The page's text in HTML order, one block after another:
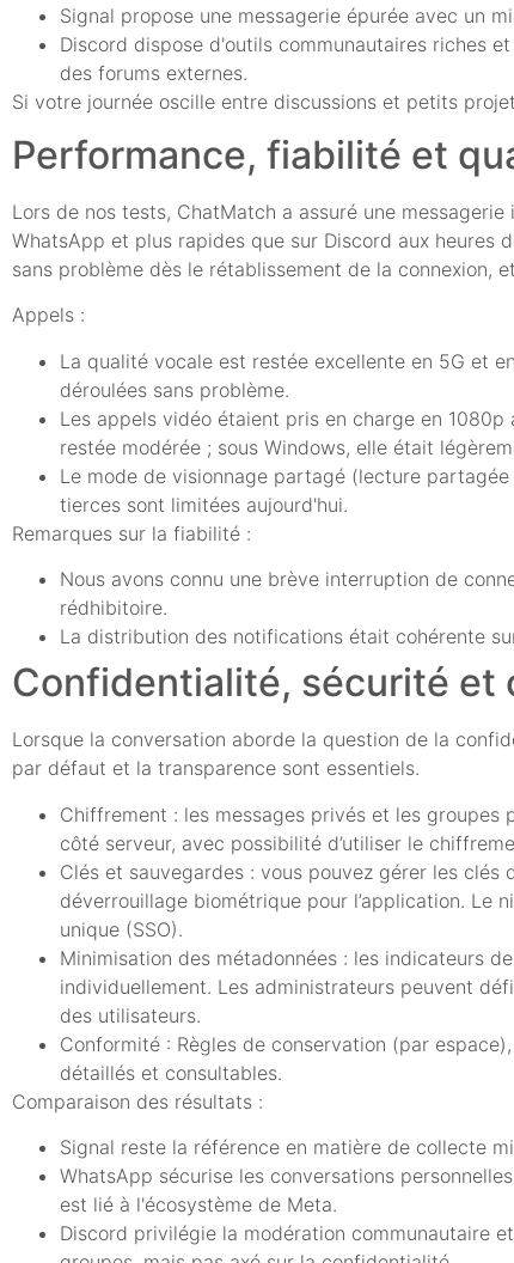
Signal propose une messagerie épurée avec un
Discord dispose d'outils communautaires riches
des forums externes.
Si votre journée oscille entre discussions et petits
Performance, fiabilité et
Lors de nos tests, ChatMatch a assuré une
WhatsApp et plus rapides que sur Discord aux heures
sans problème dès le rétablissement de la connexion,
Appels :
La qualité vocale est restée excellente en 5G et
déroulées sans problème.
Les appels vidéo étaient pris en charge en
restée modérée ; sous Windows, elle était
Le mode de visionnage partagé (lecture
tierces sont limitées aujourd'hui.
Remarques sur la fiabilité :
Nous avons connu une brève interruption de
rédhibitoire.
La distribution des notifications était cohérente
Confidentialité, sécurité et
Lorsque la conversation aborde la question de la
par défaut et la transparence sont essentiels.
Chiffrement : les messages privés et les
côté serveur, avec possibilité d’utiliser le
Clés et sauvegardes : vous pouvez gérer les clés
déverrouillage biométrique pour l’application. Le
unique (SSO).
Minimisation des métadonnées : les indicateurs
individuellement. Les administrateurs peuvent
des utilisateurs.
Conformité : Règles de conservation (par
détaillés et consultables.
Comparaison des résultats :
Signal reste la référence en matière de collecte
WhatsApp sécurise les conversations
est lié à l'écosystème de Meta.
Discord privilégie la modération communautaire